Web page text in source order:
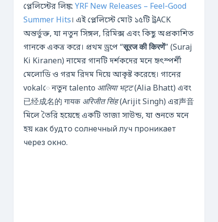
প্লেলিস্টের লিঙ্ক: YRF New Releases – Feel‑Good
Summer Hits। এই প্লেলিস্টে মোট ১৫টি ট্রACK
অন্তর্ভুক্ত, যা নতুন সিঙ্গল, রিমিক্স এবং কিছু অপ্রকাশিত
গানকে একত্র করে। প্রথম ড্রপে “सूरज की किरणें” (Suraj
Ki Kiranen) নামের গানটি দর্শকদের মনে হৃৎস্পর্শী
মেলোডি ও গরম রিদম দিয়ে আকৃষ্ট করেছে। গানের
vokalে নতুন talento आलिया भट्ट(Alia Bhatt) এবং
已经成名的 गायक अरिजीत सिंह(Arijit Singh) এর声音
মিলে তৈরি হয়েছে একটি তাজা সাউন্ড, যা শুনতে মনে
হয় как будто солнечный луч проникает
через окно.